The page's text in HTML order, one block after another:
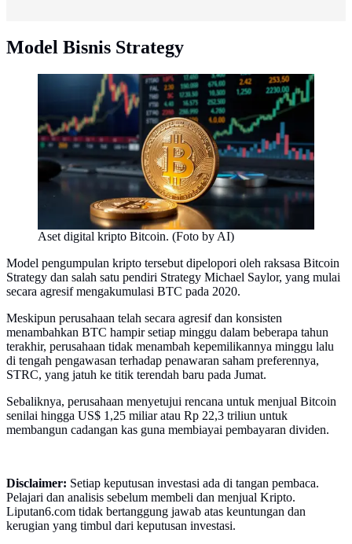
Model Bisnis Strategy
Aset digital kripto Bitcoin. (Foto by AI)
Model pengumpulan kripto tersebut dipelopori oleh raksasa Bitcoin
Strategy dan salah satu pendiri Strategy Michael Saylor, yang mulai
secara agresif mengakumulasi BTC pada 2020.
Meskipun perusahaan telah secara agresif dan konsisten
menambahkan BTC hampir setiap minggu dalam beberapa tahun
terakhir, perusahaan tidak menambah kepemilikannya minggu lalu
di tengah pengawasan terhadap penawaran saham preferennya,
STRC, yang jatuh ke titik terendah baru pada Jumat.
Sebaliknya, perusahaan menyetujui rencana untuk menjual Bitcoin
senilai hingga US$ 1,25 miliar atau Rp 22,3 triliun untuk
membangun cadangan kas guna membiayai pembayaran dividen.
Disclaimer: Setiap keputusan investasi ada di tangan pembaca.
Pelajari dan analisis sebelum membeli dan menjual Kripto.
Liputan6.com tidak bertanggung jawab atas keuntungan dan
kerugian yang timbul dari keputusan investasi.